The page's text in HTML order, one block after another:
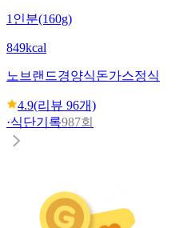
1인분(160g)
849kcal
노브랜드경양식돈가스정식
4.9(리뷰 96개)
·식단기록987회